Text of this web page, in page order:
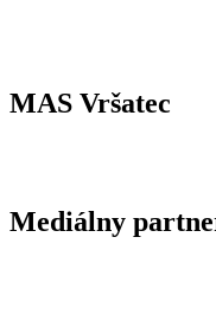
MAS Vršatec
Mediálny